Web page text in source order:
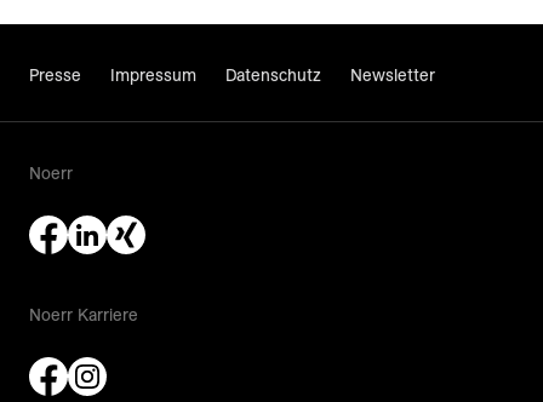
Presse Impressum Datenschutz Newsletter
Noerr
Noerr Karriere